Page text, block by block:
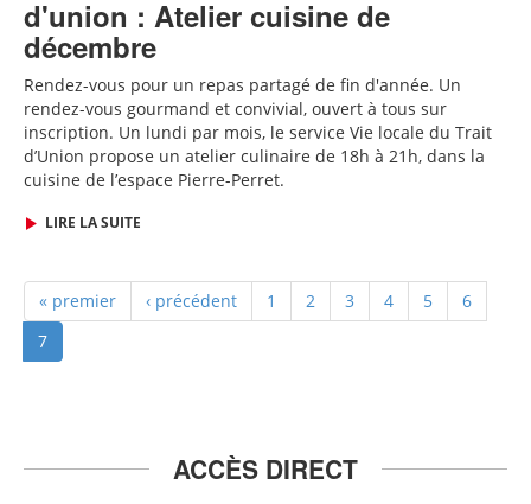
d'union : Atelier cuisine de
décembre
Rendez-vous pour un repas partagé de fin d'année. Un
rendez-vous gourmand et convivial, ouvert à tous sur
inscription. Un lundi par mois, le service Vie locale du Trait
d’Union propose un atelier culinaire de 18h à 21h, dans la
cuisine de l’espace Pierre-Perret.
LIRE LA SUITE
« premier ‹ précédent 1 2 3 4 5
6
7
ACCÈS DIRECT